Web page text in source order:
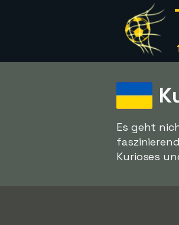
Es geht
Kurioses